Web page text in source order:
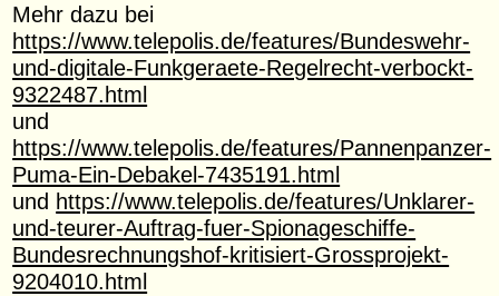
Mehr dazu bei
https://www.telepolis.de/features/Bundeswehr-
und-digitale-Funkgeraete-Regelrecht-verbockt-
9322487.html
und
https://www.telepolis.de/features/Pannenpanzer-
Puma-Ein-Debakel-7435191.html
und https://www.telepolis.de/features/Unklarer-
und-teurer-Auftrag-fuer-Spionageschiffe-
Bundesrechnungshof-kritisiert-Grossprojekt-
9204010.html